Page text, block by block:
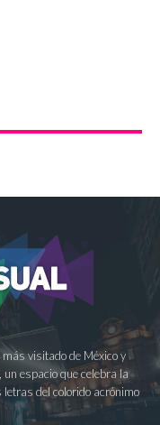
visitado de México y
espacio que celebra la
del colorido acrónimo